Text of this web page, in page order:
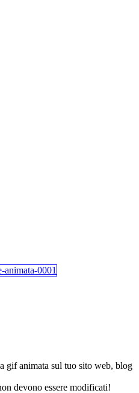
gif animata sul tuo sito web, blog
devono essere modificati!